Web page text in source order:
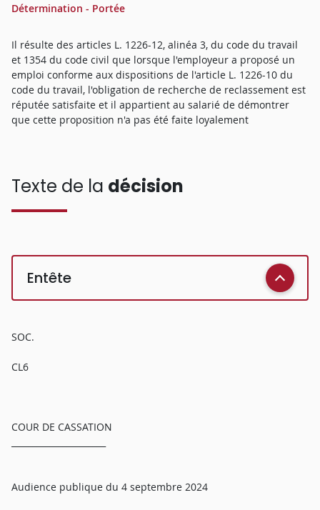
Détermination - Portée
Il résulte des articles L. 1226-12, alinéa 3, du code du travail
et 1354 du code civil que lorsque l'employeur a proposé un
emploi conforme aux dispositions de l'article L. 1226-10 du
code du travail, l'obligation de recherche de reclassement est
réputée satisfaite et il appartient au salarié de démontrer
que cette proposition n'a pas été faite loyalement
Texte de la décision
Entête
SOC.
CL6
COUR DE CASSATION
Audience publique du 4 septembre 2024